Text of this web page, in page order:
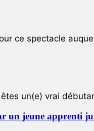
ce spectacle
un(e) vrai
un jeune apprenti